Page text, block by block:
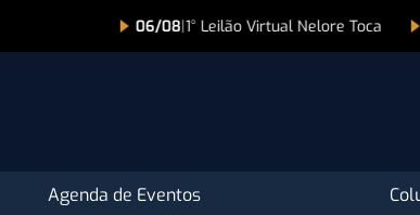
Nelore Toca 07/08|Dia De Campo Colonial
Agenda de Eventos